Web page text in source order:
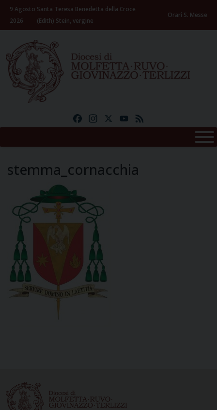
Skip
content
9 Agosto
2026
Santa Teresa Benedetta della Croce
(Edith) Stein, vergine
Orari S. Messe
FacebookInstagramYouTube
stemma_cornacchia